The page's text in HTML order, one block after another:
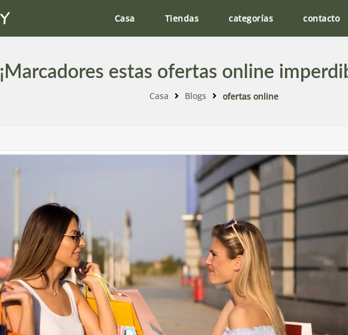
Casa Tiendas categorías contacto
¡Marcadores estas ofertas online
Casa Blogs ofertas online